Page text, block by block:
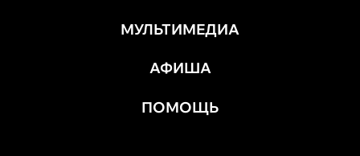
МУЛЬТИМЕДИА
АФИША
ПОМОЩЬ